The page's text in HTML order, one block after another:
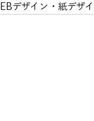
デザイン・紙デザ